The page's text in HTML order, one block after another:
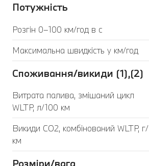
Потужність
Розгін 0–100 км/год в с
Максимальна швидкість у км/год
Споживання/викиди (1),(2)
Витрата палива, змішаний цикл
WLTP, л/100 км
Викиди CO2, комбінований WLTP, г/
км
Розміри/вага